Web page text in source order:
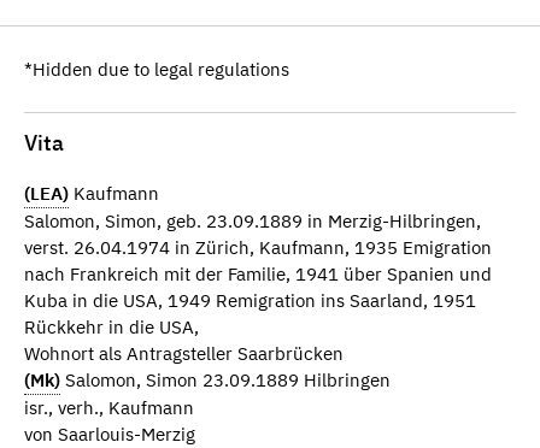
*Hidden due to legal regulations
Vita
(LEA) Kaufmann
Salomon, Simon, geb. 23.09.1889 in Merzig-Hilbringen,
verst. 26.04.1974 in Zürich, Kaufmann, 1935 Emigration
nach Frankreich mit der Familie, 1941 über Spanien und
Kuba in die USA, 1949 Remigration ins Saarland, 1951
Rückkehr in die USA,
Wohnort als Antragsteller Saarbrücken
(Mk) Salomon, Simon 23.09.1889 Hilbringen
isr., verh., Kaufmann
von Saarlouis-Merzig